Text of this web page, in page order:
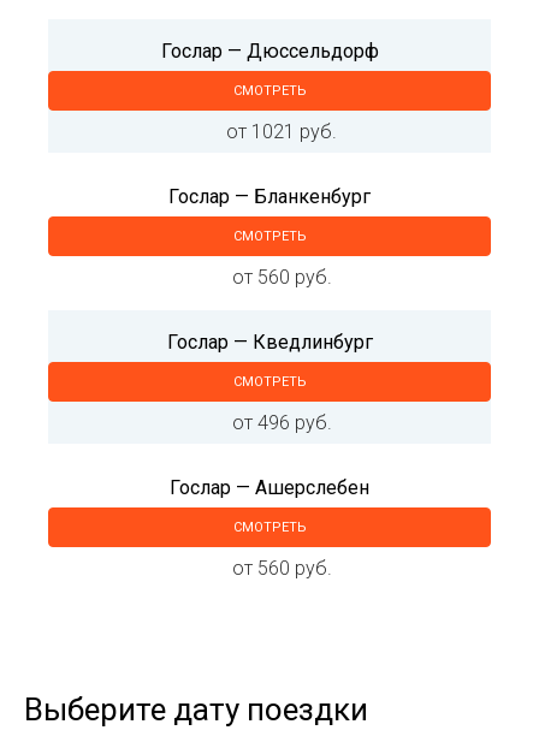
Гослар — Дюссельдорф
СМОТРЕТЬ
от 1021 руб.
Гослар — Бланкенбург
СМОТРЕТЬ
от 560 руб.
Гослар — Кведлинбург
СМОТРЕТЬ
от 496 руб.
Гослар — Ашерслебен
СМОТРЕТЬ
от 560 руб.
Выберите дату поездки